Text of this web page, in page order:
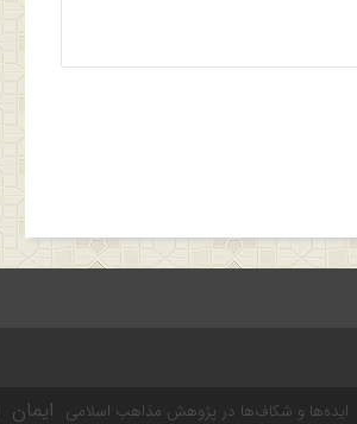
ایده‌ها و شکاف‌ها در پژوهش مذاهب اسلامی ایمان